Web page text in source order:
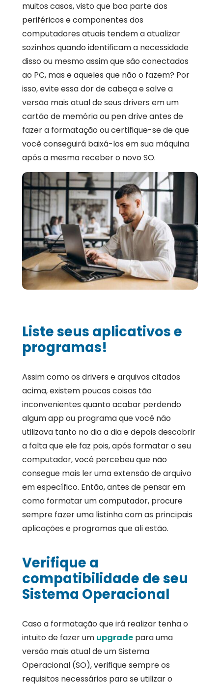
muitos casos, visto que boa parte dos
periféricos e componentes dos
computadores atuais tendem a atualizar
sozinhos quando identificam a necessidade
disso ou mesmo assim que são conectados
ao PC, mas e aqueles que não o fazem? Por
isso, evite essa dor de cabeça e salve a
versão mais atual de seus drivers em um
cartão de memória ou pen drive antes de
fazer a formatação ou certifique-se de que
você conseguirá baixá-los em sua máquina
após a mesma receber o novo SO.
Liste seus aplicativos e
programas!
Assim como os drivers e arquivos citados
acima, existem poucas coisas tão
inconvenientes quanto acabar perdendo
algum app ou programa que você não
utilizava tanto no dia a dia e depois descobrir
a falta que ele faz pois, após formatar o seu
computador, você percebeu que não
consegue mais ler uma extensão de arquivo
em específico. Então, antes de pensar em
como formatar um computador, procure
sempre fazer uma listinha com as principais
aplicações e programas que ali estão.
Verifique a
compatibilidade de seu
Sistema Operacional
Caso a formatação que irá realizar tenha o
intuito de fazer um upgradepara uma
versão mais atual de um Sistema
Operacional (SO), verifique sempre os
requisitos necessários para se utilizar o